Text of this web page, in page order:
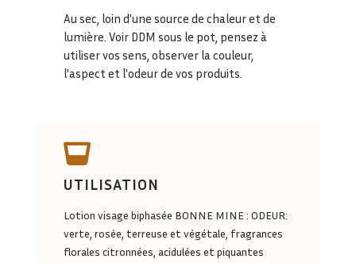
Au sec, loin d'une source de chaleur et de
lumière. Voir DDM sous le pot, pensez à
utiliser vos sens, observer la couleur,
l'aspect et l'odeur de vos produits.

UTILISATION
Lotion visage biphasée BONNE MINE : ODEUR:
verte, rosée, terreuse et végétale, fragrances
florales citronnées, acidulées et piquantes